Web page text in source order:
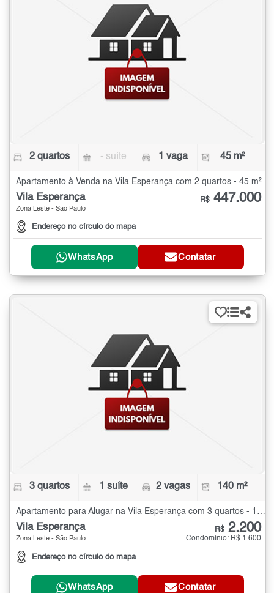
2 quartos - suíte 1 vaga 45 m²
Apartamento à Venda na Vila Esperança com 2 quartos - 45 m²
Vila Esperança
Zona Leste - São Paulo
Endereço no círculo do mapa
R$ 447.000
WhatsApp Contatar
3 quartos 1 suíte 2 vagas 140 m²
Apartamento para Alugar na Vila Esperança com 3 quartos - 140 m²
Vila Esperança
Zona Leste - São Paulo
Endereço no círculo do mapa
R$ 2.200
Condomínio: R$ 1.600
WhatsApp Contatar